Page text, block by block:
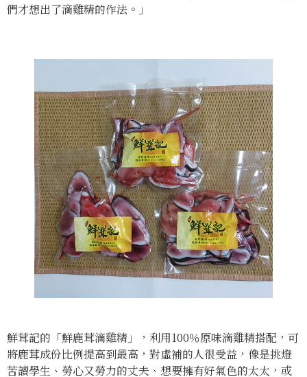
們才想出了滴雞精的作法。」
鮮茸記的「鮮鹿茸滴雞精」，利用100％原味滴雞精搭配，可
將鹿茸成份比例提高到最高，對虛補的人很受益，像是挑燈
苦讀學生、勞心又勞力的丈夫、想要擁有好氣色的太太，或